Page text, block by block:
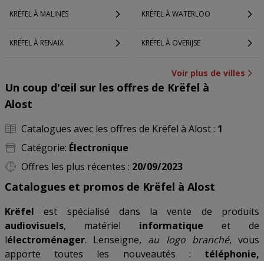
KRËFEL À MALINES KRËFEL À WATERLOO
KRËFEL À RENAIX KRËFEL À OVERIJSE
Voir plus de villes
Un coup d'œil sur les offres de Krëfel à
Alost
Catalogues avec les offres de Krëfel à Alost : 1
Catégorie: Électronique
Offres les plus récentes : 20/09/2023
Catalogues et promos de Krëfel à Alost
Krëfel est spécialisé dans la vente de produits
audiovisuels, matériel informatique et de
lélectroménager. Lenseigne, au logo branché, vous
apporte toutes les nouveautés : téléphonie,